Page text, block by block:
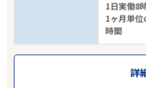
1日実働8
1ヶ月単
時間
詳